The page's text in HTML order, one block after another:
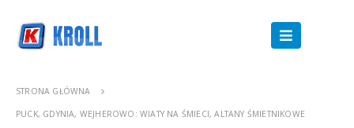
STRONA GŁÓWNA
PUCK, GDYNIA, WEJHEROWO: WIATY NA ŚMIECI, ALTANY ŚMIETNIKOWE